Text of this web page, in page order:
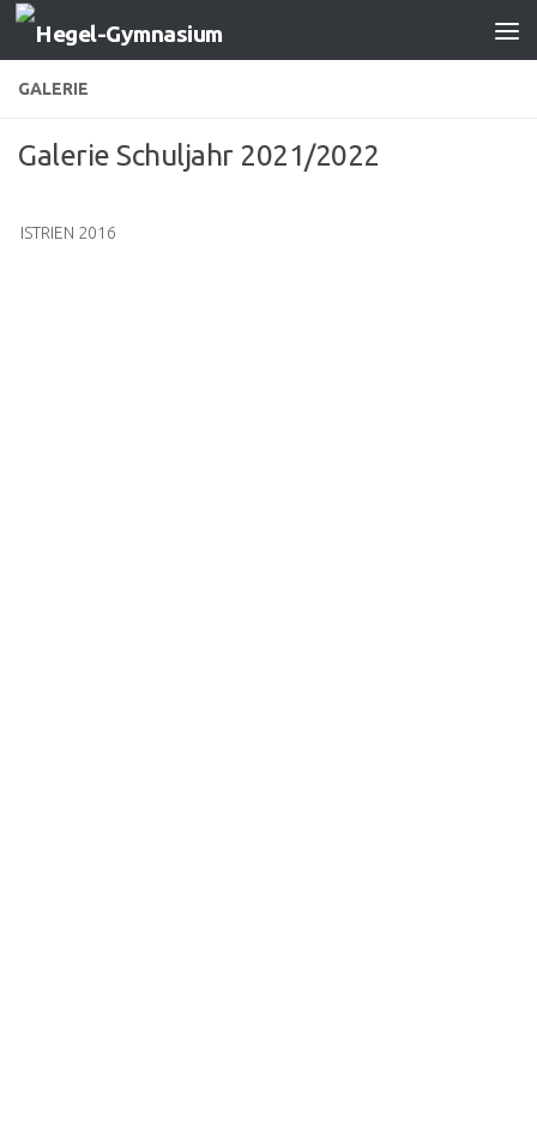
Zum Inhalt springen
GALERIE
Galerie Schuljahr 2021/2022
ISTRIEN 2016